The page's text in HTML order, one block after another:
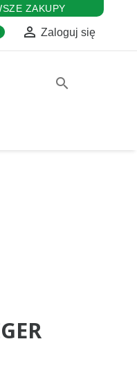
ZAKUPY
 Zaloguj się
search